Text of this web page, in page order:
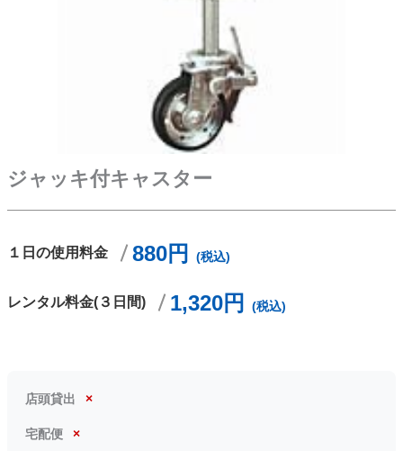
ジャッキ付キャスター
１日の使用料金 880円 (税込)
レンタル料金(３日間) 1,320円 (税込)
店頭貸出 ×
宅配便 ×